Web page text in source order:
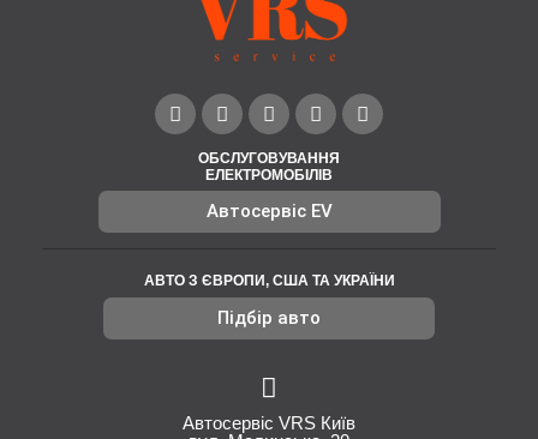
ОБСЛУГОВУВАННЯ
ЕЛЕКТРОМОБІЛІВ
Автосервіс EV
АВТО З ЄВРОПИ, США ТА УКРАЇНИ
Підбір авто
Автосервіс VRS Київ